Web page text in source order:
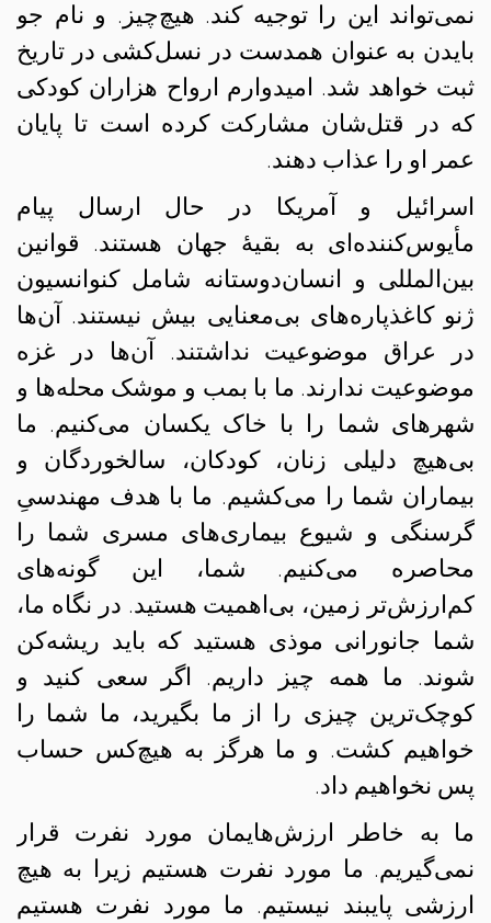
نمی‌تواند این را توجیه کند. هیچ‌چیز. و نام جو
بایدن به عنوان همدست در نسل‌کشی در تاریخ
ثبت خواهد شد. امیدوارم ارواح هزاران کودکی
که در قتل‌شان مشارکت کرده است تا پایان
عمر او را عذاب دهند.
اسرائیل و آمریکا در حال ارسال پیام
مأیوس‌کننده‌ای به بقیهٔ جهان هستند. قوانین
بین‌المللی و انسان‌دوستانه شامل کنوانسیون
ژنو کاغذپاره‌های بی‌معنایی بیش نیستند. آن‌ها
در عراق موضوعیت نداشتند. آن‌ها در غزه
موضوعیت ندارند. ما با بمب و موشک محله‌ها و
شهرهای شما را با خاک یکسان می‌کنیم. ما
بی‌هیچ دلیلی زنان، کودکان، سالخوردگان و
بیماران شما را می‌کشیم. ما با هدف مهندسیِ
گرسنگی و شیوع بیماری‌های مسری شما را
محاصره می‌کنیم. شما، این گونه‌های
کم‌ارزش‌تر زمین، بی‌اهمیت هستید. در نگاه ما،
شما جانورانی موذی هستید که باید ریشه‌کن
شوند. ما همه چیز داریم. اگر سعی کنید و
کوچک‌ترین چیزی را از ما بگیرید، ما شما را
خواهیم کشت. و ما هرگز به هیچ‌کس حساب
پس نخواهیم داد.
ما به خاطر ارزش‌هایمان مورد نفرت قرار
نمی‌گیریم. ما مورد نفرت هستیم زیرا به هیچ
ارزشی پایبند نیستیم. ما مورد نفرت هستیم